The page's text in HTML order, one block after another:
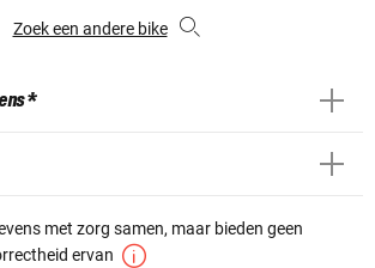
Zoek een andere bike
*
met zorg samen, maar bieden geen
ervan